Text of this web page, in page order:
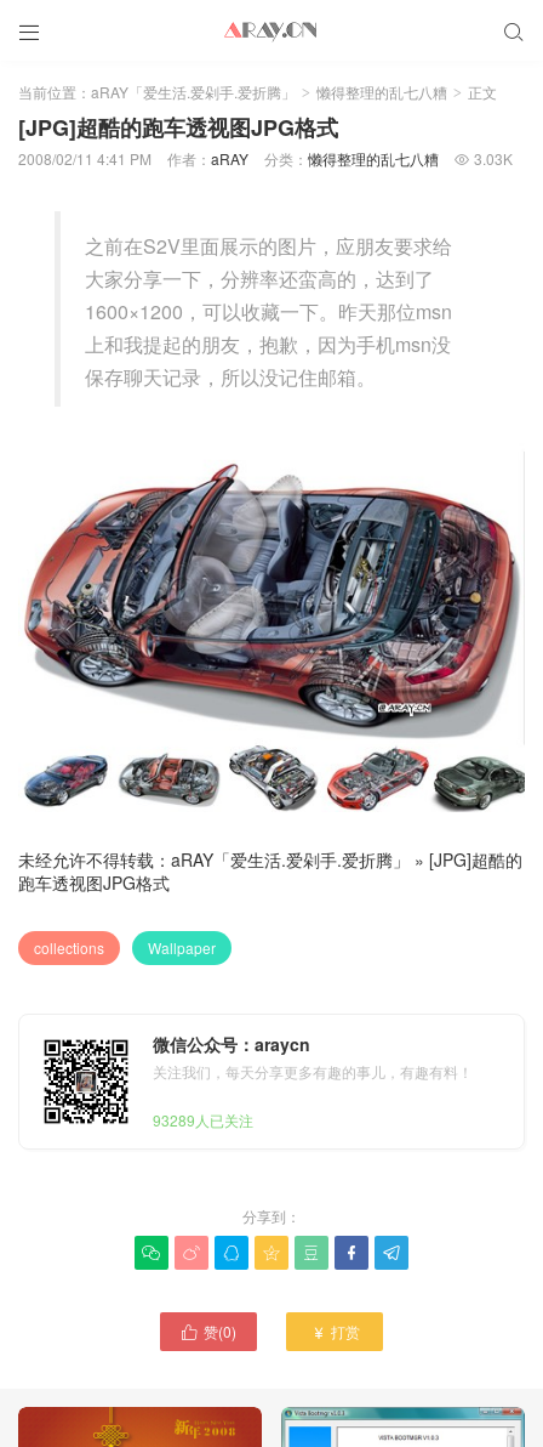
 
当前位置： aRAY「爱生活.爱剁手.爱折腾」 > 懒得整理的乱七八糟 > 正文
[JPG]超酷的跑车透视图JPG格式
2008/02/11 4:41 PM 作者： aRAY 分类：懒得整理的乱七八糟  3.03K
之前在S2V里面展示的图片，应朋友要求给
大家分享一下，分辨率还蛮高的，达到了
1600×1200，可以收藏一下。昨天那位msn
上和我提起的朋友，抱歉，因为手机msn没
保存聊天记录，所以没记住邮箱。
未经允许不得转载： aRAY「爱生活.爱剁手.爱折腾」 » [JPG]超酷的
跑车透视图JPG格式
collections Wallpaper
微信公众号：araycn
关注我们，每天分享更多有趣的事儿，有趣有料！
93289人已关注
分享到：
      
 赞(0)  打赏